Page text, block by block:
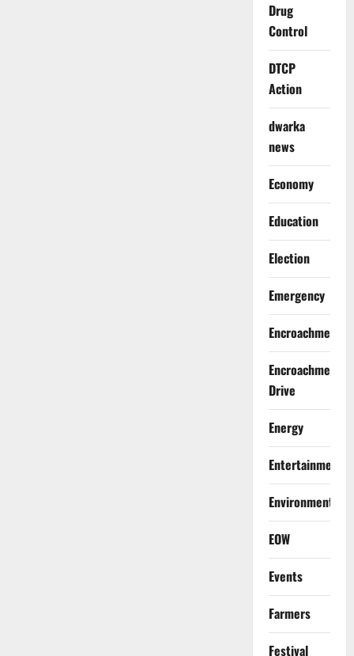
Drug
Control
DTCP
Action
dwarka
news
Economy
Education
Election
Emergency
Encroachment
Encroachment
Drive
Energy
Entertainment
Environment
EOW
Events
Farmers
Festival